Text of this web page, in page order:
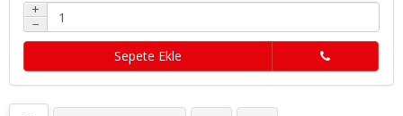
+
−
Sepete Ekle